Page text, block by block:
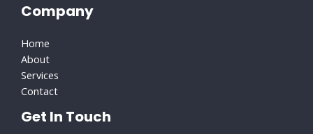
Company
Home
About
Services
Contact
Get In Touch